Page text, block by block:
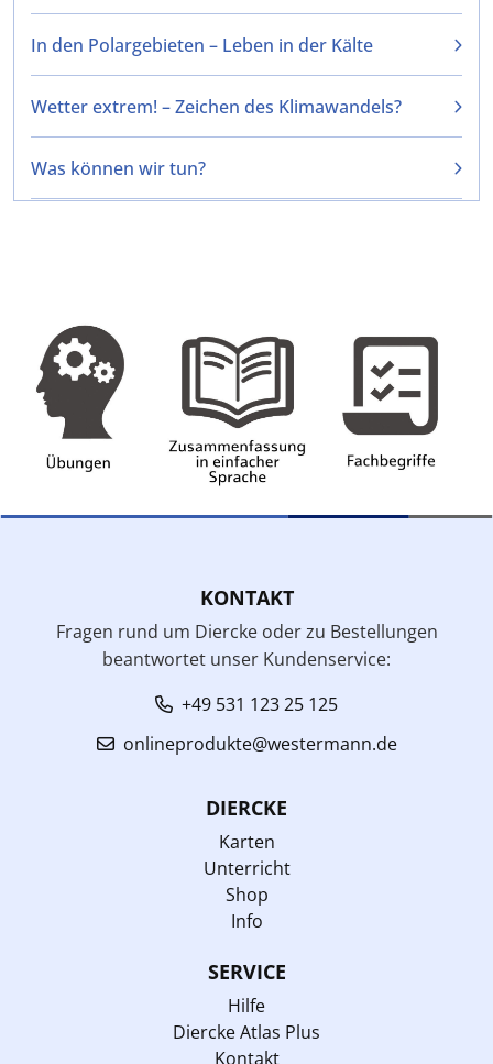
In den Polargebieten – Leben in der Kälte
Wetter extrem! – Zeichen des Klimawandels?
Was können wir tun?
KONTAKT
Fragen rund um Diercke oder zu Bestellungen
beantwortet unser Kundenservice:
+49 531 123 25 125
onlineprodukte@westermann.de
DIERCKE
Karten
Unterricht
Shop
Info
SERVICE
Hilfe
Diercke Atlas Plus
Kontakt